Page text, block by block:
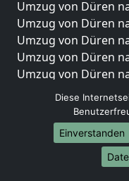
Umzug von Düren
Umzug von Düren
Umzug von Düren
Umzug von Düren
Umzug von Düren
Umzug von Düren
Umzug von Düren
Umzug von Düren
Umzug von Düren
Umzüge-
Diese
Einverstanden